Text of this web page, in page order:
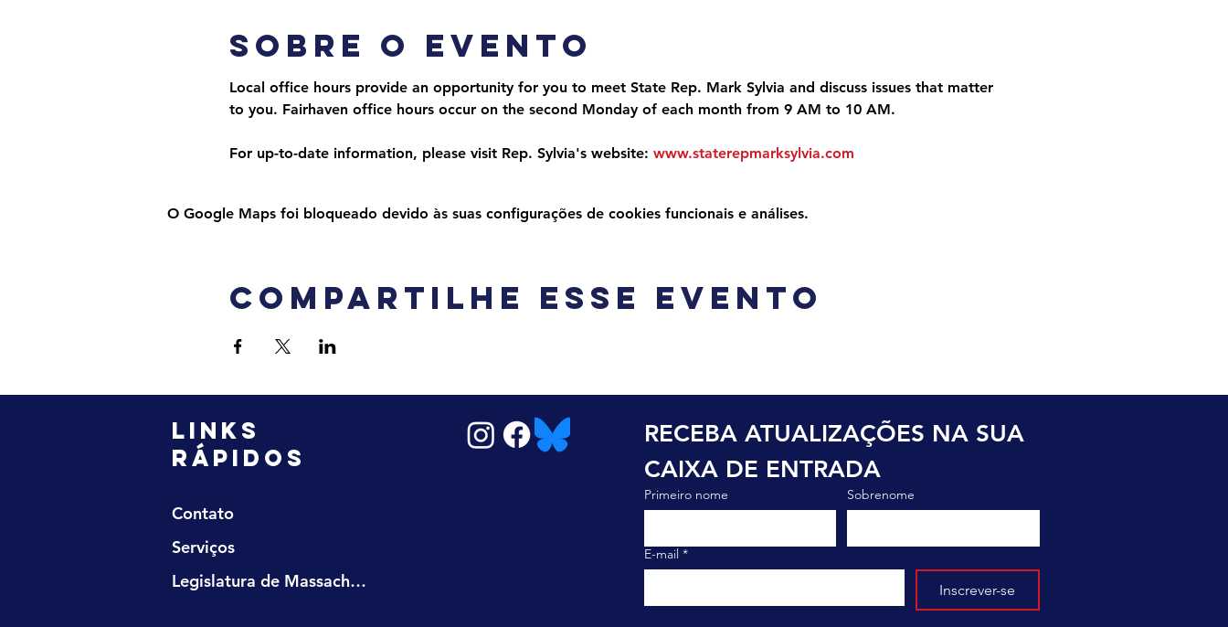
Sobre o evento
Local office hours provide an opportunity for you to meet State Rep. Mark Sylvia and discuss issues that matter
to you. Fairhaven office hours occur on the second Monday of each month from 9 AM to 10 AM.
For up-to-date information, please visit Rep. Sylvia's website: www.staterepmarksylvia.com
O Google Maps foi bloqueado devido às suas configurações de cookies funcionais e análises.
Compartilhe esse evento
LINKS
RÁPIDOS
Contato
Serviços
Legislatura de Massachusetts
RECEBA ATUALIZAÇÕES NA SUA
CAIXA DE ENTRADA
Primeiro nome Sobrenome
E-mail *
Inscrever-se